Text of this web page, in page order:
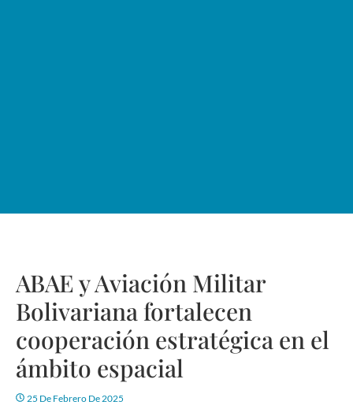
ABAE y Aviación Militar
Bolivariana fortalecen
cooperación estratégica en el
ámbito espacial
25 De Febrero De 2025